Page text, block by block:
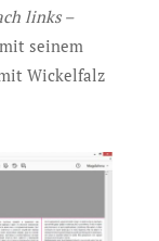
links –
seinem
Wickelfalz